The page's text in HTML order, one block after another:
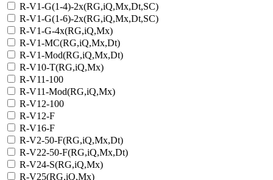
R-V1-G(1-4)-2х(RG,iQ,Mx,Dt,SC)
R-V1-G(1-6)-2x(RG,iQ,Mx,Dt,SC)
R-V1-G-4х(RG,iQ,Mx)
R-V1-MC(RG,iQ,Mx,Dt)
R-V1-Mod(RG,iQ,Mx,Dt)
R-V10-T(RG,iQ,Mx)
R-V11-100
R-V11-Mod(RG,iQ,Mx)
R-V12-100
R-V12-F
R-V16-F
R-V2-50-F(RG,iQ,Mx,Dt)
R-V22-50-F(RG,iQ,Mx,Dt)
R-V24-S(RG,iQ,Mx)
R-V25(RG,iQ,Mx)